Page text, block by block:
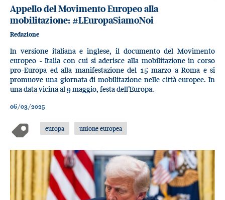
Appello del Movimento Europeo alla
mobilitazione: #LEuropaSiamoNoi
Redazione
In versione italiana e inglese, il documento del Movimento
europeo - Italia con cui si aderisce alla mobilitazione in corso
pro-Europa ed alla manifestazione del 15 marzo a Roma e si
promuove una giornata di mobilitazione nelle città europee. In
una data vicina al 9 maggio, festa dell’Europa.
06/03/2025
europa unione europea